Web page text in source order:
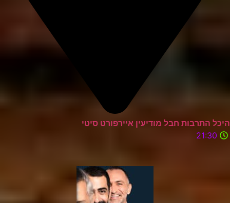
היכל התרבות חבל מודיעין איירפורט סיטי
21:30